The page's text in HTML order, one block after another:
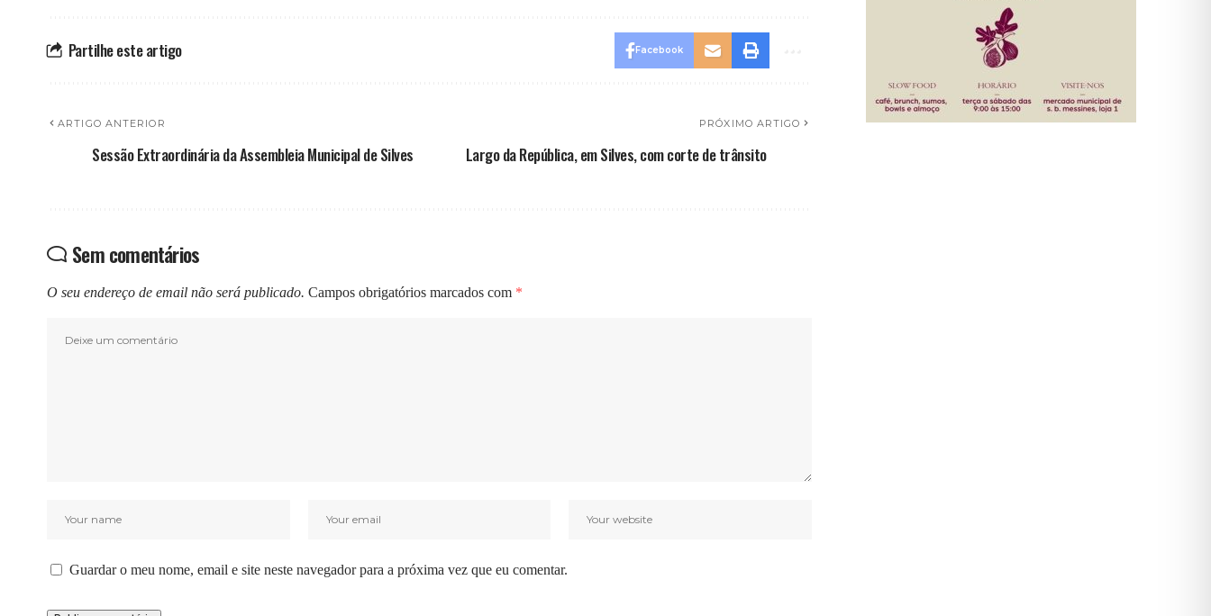
Partilhe este artigo Facebook
ARTIGO ANTERIOR
Sessão Extraordinária da Assembleia Municipal de Silves
PRÓXIMO ARTIGO
Largo da República, em Silves, com corte de trânsito
Sem comentários
O seu endereço de email não será publicado. Campos obrigatórios marcados com *
Guardar o meu nome, email e site neste navegador para a próxima vez que eu comentar.